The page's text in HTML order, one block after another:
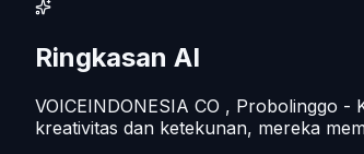
Ringkasan AI
VOICEINDONESIA CO , Probolinggo
kreativitas dan ketekunan, mereka